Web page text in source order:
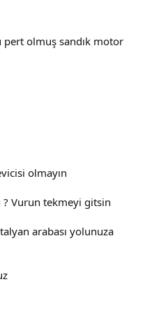
olmuş sandık motor
olmayın
? Vurun tekmeyi gitsin
arabası yolunuza